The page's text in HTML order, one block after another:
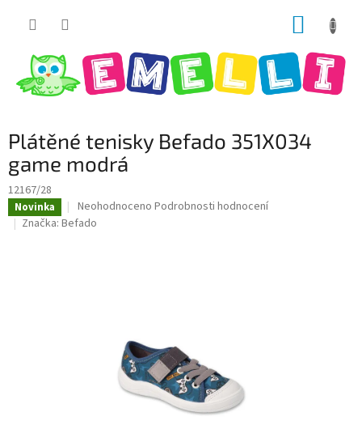
Plátěné tenisky Befado 351X034
game modrá
12167/28
Novinka
Průměrné
hodnocení
Neohodnoceno Podrobnosti hodnocení
Značka: Befado